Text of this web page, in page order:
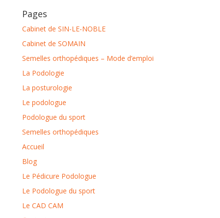
Pages
Cabinet de SIN-LE-NOBLE
Cabinet de SOMAIN
Semelles orthopédiques – Mode d’emploi
La Podologie
La posturologie
Le podologue
Podologue du sport
Semelles orthopédiques
Accueil
Blog
Le Pédicure Podologue
Le Podologue du sport
Le CAD CAM